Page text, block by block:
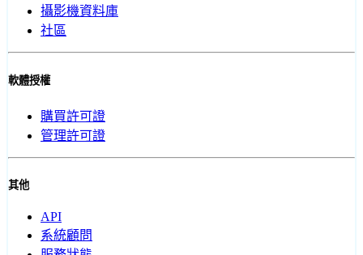
攝影機資料庫
社區
軟體授權
購買許可證
管理許可證
其他
API
系統顧問